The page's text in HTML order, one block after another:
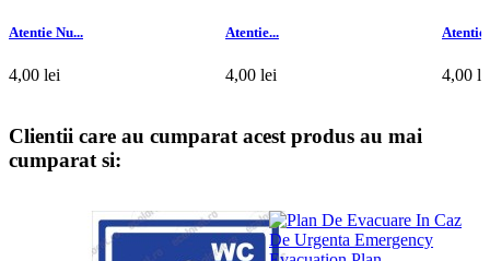
Atentie Nu...
4,00 lei
Atentie...
4,00 lei
4,00
Clientii care au cumparat acest produs au mai
cumparat si: